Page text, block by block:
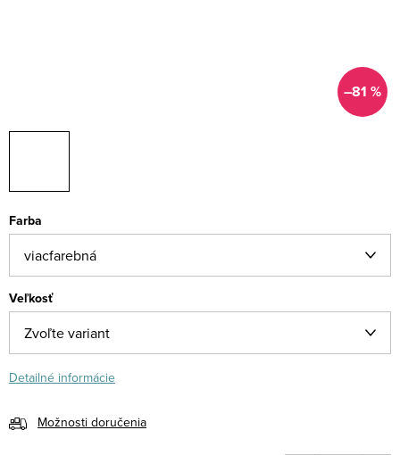
–81 %
Farba
Veľkosť
Detailné informácie
Možnosti doručenia